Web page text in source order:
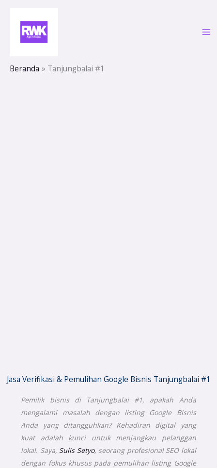
konten
Beranda Tanjungbalai #1
Jasa Verifikasi & Pemulihan Google Bisnis Tanjungbalai #1
Pemilik bisnis di Tanjungbalai #1, apakah Anda
mengalami masalah dengan listing Google Bisnis
Anda yang ditangguhkan? Kehadiran digital yang
kuat adalah kunci untuk menjangkau pelanggan
lokal. Saya, Sulis Setyo, seorang profesional SEO lokal
dengan fokus khusus pada pemulihan listing Google